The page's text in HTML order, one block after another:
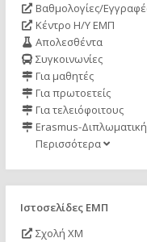
Βαθμολογίες/
Κέντρο Η/Υ ΕΜΠ
Απολεσθέντα
Συγκοινωνίες
Για μαθητές
Για πρωτοετείς
Για τελειόφοιτους
Erasmus-Διπλωματική
Περισσότερα
Ιστοσελίδες ΕΜΠ
Σχολή ΧΜ